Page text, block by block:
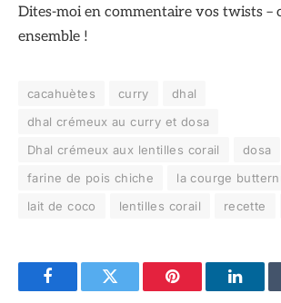
Dites-moi en commentaire vos twists –
ensemble !
cacahuètes curry
dhal
dhal crémeux au curry et dosa
Dhal crémeux aux lentilles corail
dosa
farine de pois chiche
la courge
lait de coco
lentilles corail recette
FacebookTwitter Pinterest